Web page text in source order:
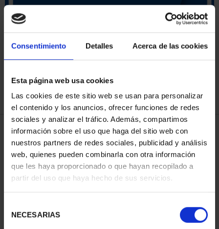
Consentimiento Detalles Acerca de las cookies
Esta página web usa cookies
Las cookies de este sitio web se usan para personalizar
el contenido y los anuncios, ofrecer funciones de redes
sociales y analizar el tráfico. Además, compartimos
información sobre el uso que haga del sitio web con
nuestros partners de redes sociales, publicidad y análisis
web, quienes pueden combinarla con otra información
que les haya proporcionado o que hayan recopilado a
partir del uso que haya hecho de sus servicios.
NECESARIAS
ORDENAR POR:
3 Productos encontrados